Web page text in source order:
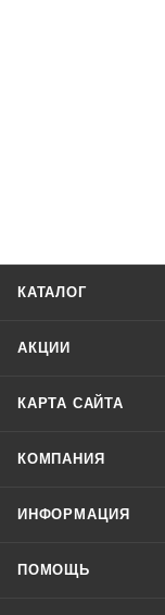
КАТАЛОГ
АКЦИИ
КАРТА САЙТА
КОМПАНИЯ
ИНФОРМАЦИЯ
ПОМОЩЬ